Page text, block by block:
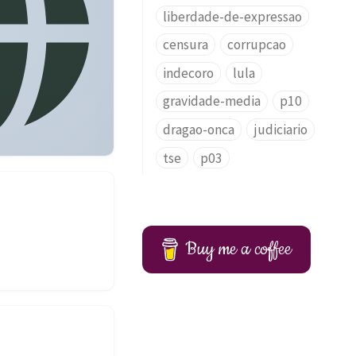
liberdade-de-expressao
censura
corrupcao
indecoro
lula
gravidade-media
p10
dragao-onca
judiciario
tse
p03
Buy me a coffee